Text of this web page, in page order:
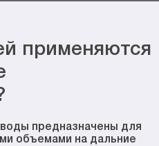
применяются
предназначены для
объемами на дальние